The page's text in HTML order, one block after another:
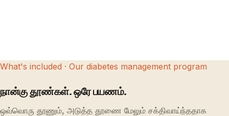
What's included · Our diabetes management program
நான்கு தூண்கள். ஒரே பயணம்.
ஒவ்வொரு தூணும், அடுத்த தூணை மேலும் சக்திவாய்ந்ததாக